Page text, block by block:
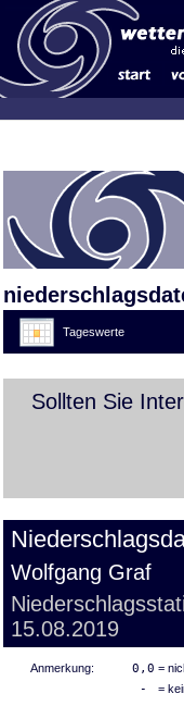
Tageswerte
Sollten Sie
Wolfgang Graf
15.08.2019
Anmerkung: 0,0 =
- =